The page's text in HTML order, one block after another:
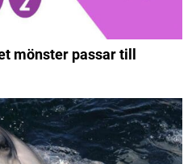
mönster passar till